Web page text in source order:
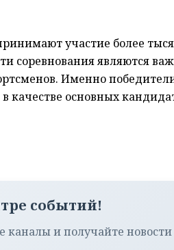
участие более
соревнования являются
Именно
качестве основных
событий!
и получайте